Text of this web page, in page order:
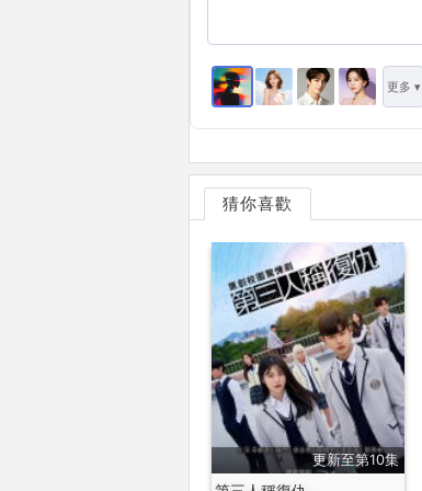
更多 ▾
猜你喜歡
更新至第10集